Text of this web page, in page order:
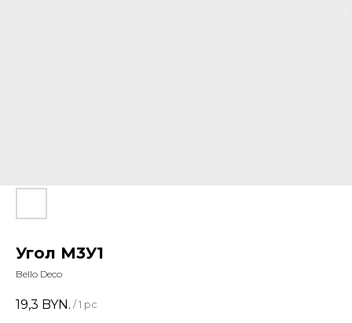
Угол М3У1
Bello Deco
19,3 BYN. / 1 pc